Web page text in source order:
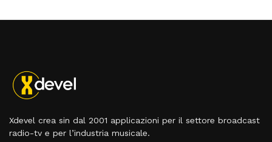
Xdevel crea sin dal 2001 applicazioni per il settore broadcast
radio-tv e per l’industria musicale.